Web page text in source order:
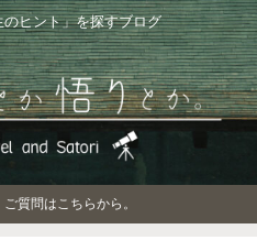
ヒント」を探すブログ
質問はこちらから。